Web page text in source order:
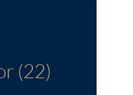
(22)